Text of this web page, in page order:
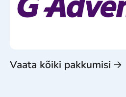
Vaata kõiki pakkumisi